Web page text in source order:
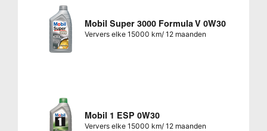
Mobil Super 3000 Formula V 0W30
Ververs elke 15000 km/ 12 maanden
Mobil 1 ESP 0W30
Ververs elke 15000 km/ 12 maanden